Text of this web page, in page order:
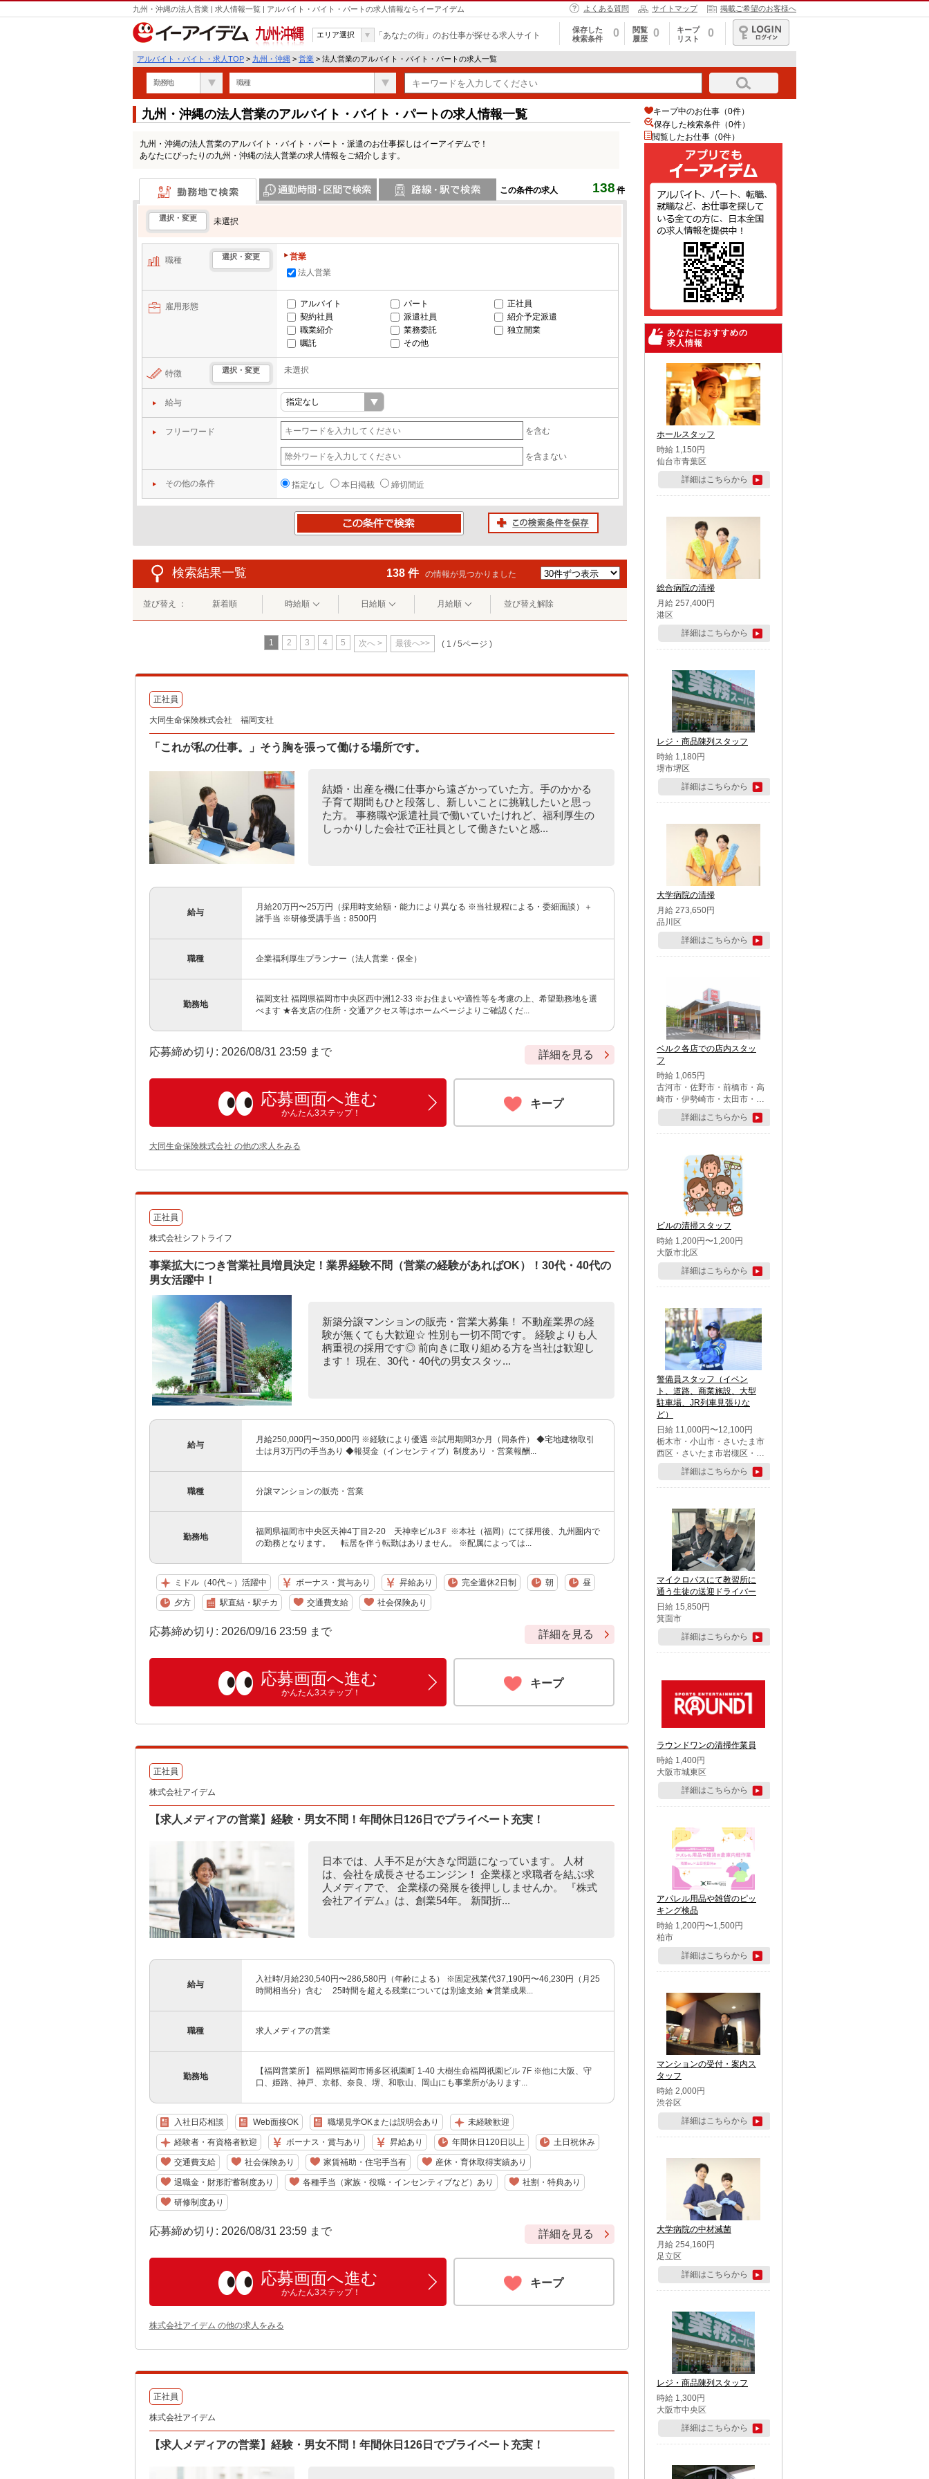
九州・沖縄の法人営業 | 求人情報一覧 | アルバイト・バイト・パートの求人情報ならイーアイデム よくある質問 サイトマップ 掲載ご希望のお客様へ
九州・沖縄
エリア選択 「あなたの街」のお仕事が探せる求人サイト
保存した
検索条件
0
閲覧
履歴
0
キープ
リスト
0
ログイン
アルバイト・バイト・求人TOP > 九州・沖縄 > 営業 > 法人営業のアルバイト・バイト・パートの求人一覧
勤務地 職種
九州・沖縄の法人営業のアルバイト・バイト・パートの求人情報一覧
九州・沖縄の法人営業のアルバイト・バイト・パート・派遣のお仕事探しはイーアイデムで！
あなたにぴったりの九州・沖縄の法人営業の求人情報をご紹介します。
この条件の求人 138 件
勤務地で検索
選択・変更 未選択
職種 選択・変更
営業
法人営業
雇用形態 アルバイト パート
正社員
契約社員
派遣社員
紹介予定派遣
職業紹介
業務委託
独立開業
嘱託
その他
特徴 選択・変更 未選択
給与
フリーワード を含む
を含まない
その他の条件 指定なし 本日掲載 締切間近
検索結果一覧 138 件 の情報が見つかりました
並び替え ： 新着順 時給順 日給順 月給順 並び替え解除
1 2 3 4 5 次へ > 最後へ>> ( 1 / 5ページ )
正社員
大同生命保険株式会社 福岡支社
「これが私の仕事。」そう胸を張って働ける場所です。
結婚・出産を機に仕事から遠ざかっていた方。手のかかる
子育て期間もひと段落し、新しいことに挑戦したいと思っ
た方。 事務職や派遣社員で働いていたけれど、福利厚生の
しっかりした会社で正社員として働きたいと感...
給与
月給20万円〜25万円（採用時支給額・能力により異なる ※当社規程による・委細面談）＋
諸手当 ※研修受講手当：8500円
職種 企業福利厚生プランナー（法人営業・保全）
勤務地
福岡支社 福岡県福岡市中央区西中洲12-33 ※お住まいや適性等を考慮の上、希望勤務地を選
べます ★各支店の住所・交通アクセス等はホームページよりご確認くだ...
応募締め切り: 2026/08/31 23:59 まで 詳細を見る
応募画面へ進む
かんたん3ステップ！
キープ
大同生命保険株式会社 の他の求人をみる
正社員
株式会社シフトライフ
事業拡大につき営業社員増員決定！業界経験不問（営業の経験があればOK）！30代・40代の
男女活躍中！
新築分譲マンションの販売・営業大募集！ 不動産業界の経
験が無くても大歓迎☆ 性別も一切不問です。 経験よりも人
柄重視の採用です◎ 前向きに取り組める方を当社は歓迎し
ます！ 現在、30代・40代の男女スタッ...
給与
月給250,000円〜350,000円 ※経験により優遇 ※試用期間3か月（同条件） ◆宅地建物取引
士は月3万円の手当あり ◆報奨金（インセンティブ）制度あり ・営業報酬...
職種 分譲マンションの販売・営業
勤務地
福岡県福岡市中央区天神4丁目2-20 天神幸ビル3Ｆ ※本社（福岡）にて採用後、九州圏内で
の勤務となります。 転居を伴う転勤はありません。 ※配属によっては...
ミドル（40代～）活躍中 ボーナス・賞与あり 昇給あり 完全週休2日制 朝 昼
夕方 駅直結・駅チカ 交通費支給 社会保険あり
応募締め切り: 2026/09/16 23:59 まで 詳細を見る
応募画面へ進む
かんたん3ステップ！
キープ
正社員
株式会社アイデム
【求人メディアの営業】経験・男女不問！年間休日126日でプライベート充実！
日本では、人手不足が大きな問題になっています。 人材
は、会社を成長させるエンジン！ 企業様と求職者を結ぶ求
人メディアで、 企業様の発展を後押ししませんか。 『株式
会社アイデム』は、創業54年。 新聞折...
給与
入社時/月給230,540円〜286,580円（年齢による） ※固定残業代37,190円〜46,230円（月25
時間相当分）含む 25時間を超える残業については別途支給 ★営業成果...
職種 求人メディアの営業
勤務地
【福岡営業所】 福岡県福岡市博多区祇園町 1-40 大樹生命福岡祇園ビル 7F ※他に大阪、守
口、姫路、神戸、京都、奈良、堺、和歌山、岡山にも事業所があります...
入社日応相談 Web面接OK 職場見学OKまたは説明会あり 未経験歓迎
経験者・有資格者歓迎 ボーナス・賞与あり 昇給あり 年間休日120日以上 土日祝休み
交通費支給 社会保険あり 家賃補助・住宅手当有 産休・育休取得実績あり
退職金・財形貯蓄制度あり 各種手当（家族・役職・インセンティブなど）あり 社割・特典あり
研修制度あり
応募締め切り: 2026/08/31 23:59 まで 詳細を見る
応募画面へ進む
かんたん3ステップ！
キープ
株式会社アイデム の他の求人をみる
正社員
株式会社アイデム
【求人メディアの営業】経験・男女不問！年間休日126日でプライベート充実！
キープ中のお仕事（0件）
保存した検索条件（0件）
閲覧したお仕事（0件）
あなたにおすすめの
求人情報
ホールスタッフ
時給 1,150円
仙台市青葉区
詳細はこちらから
総合病院の清掃
月給 257,400円
港区
詳細はこちらから
レジ・商品陳列スタッフ
時給 1,180円
堺市堺区
詳細はこちらから
大学病院の清掃
月給 273,650円
品川区
詳細はこちらから
ベルク各店での店内スタッ
フ
時給 1,065円
古河市・佐野市・前橋市・高
崎市・伊勢崎市・太田市・館
林市・藤岡市・大泉町・さい
たま市北区・川越市・熊谷
市・行田市・秩父市・所沢
市・鶴ケ島市・千葉市中央
区・市川市・松戸市・習志野
市・柏市・流山市・八千代
市・足立区・江戸川区・八王
子市・町田市
詳細はこちらから
ビルの清掃スタッフ
時給 1,200円〜1,200円
大阪市北区
詳細はこちらから
警備員スタッフ（イベン
ト、道路、商業施設、大型
駐車場、JR列車見張りな
ど）
日給 11,000円〜12,100円
栃木市・小山市・さいたま市
西区・さいたま市岩槻区・久
喜市・蓮田市
詳細はこちらから
マイクロバスにて教習所に
通う生徒の送迎ドライバー
日給 15,850円
箕面市
詳細はこちらから
ラウンドワンの清掃作業員
時給 1,400円
大阪市城東区
詳細はこちらから
アパレル用品や雑貨のピッ
キング検品
時給 1,200円〜1,500円
柏市
詳細はこちらから
マンションの受付・案内ス
タッフ
時給 2,000円
渋谷区
詳細はこちらから
大学病院の中材滅菌
月給 254,160円
足立区
詳細はこちらから
レジ・商品陳列スタッフ
時給 1,300円
大阪市中央区
詳細はこちらから